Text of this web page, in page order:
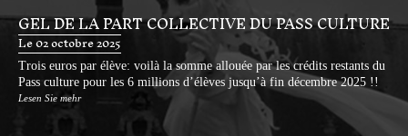
GEL DE LA PART COLLECTIVE DU PASS CULTURE
Le 02 octobre 2025
Trois euros par élève: voilà la somme allouée par les crédits restants du
Pass culture pour les 6 millions d’élèves jusqu’à fin décembre 2025 !!
Lesen Sie mehr